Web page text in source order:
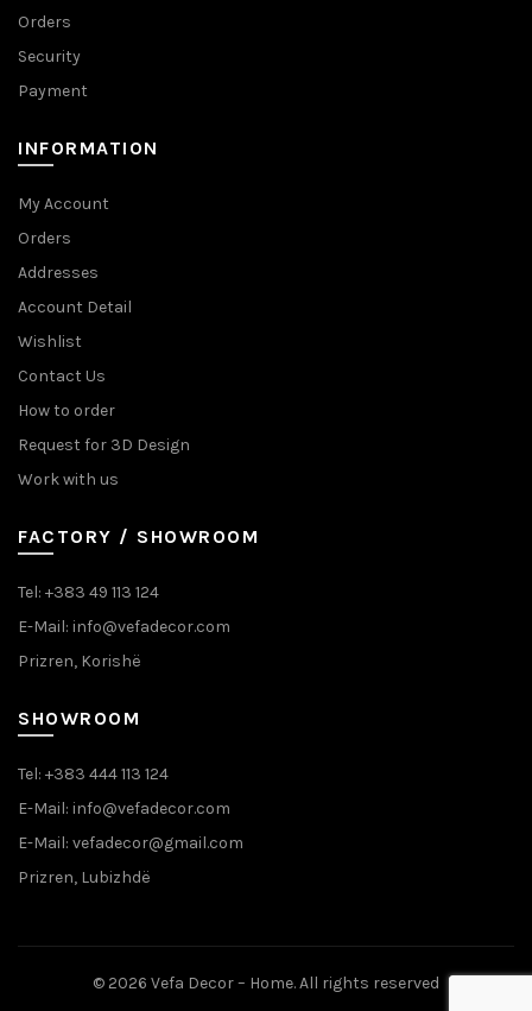
Orders
Security
Payment
INFORMATION
My Account
Orders
Addresses
Account Detail
Wishlist
Contact Us
How to order
Request for 3D Design
Work with us
FACTORY / SHOWROOM
Tel: +383 49 113 124
E-Mail: info@vefadecor.com
Prizren, Korishë
SHOWROOM
Tel: +383 444 113 124
E-Mail: info@vefadecor.com
E-Mail: vefadecor@gmail.com
Prizren, Lubizhdë
© 2026 Vefa Decor – Home. All rights reserved